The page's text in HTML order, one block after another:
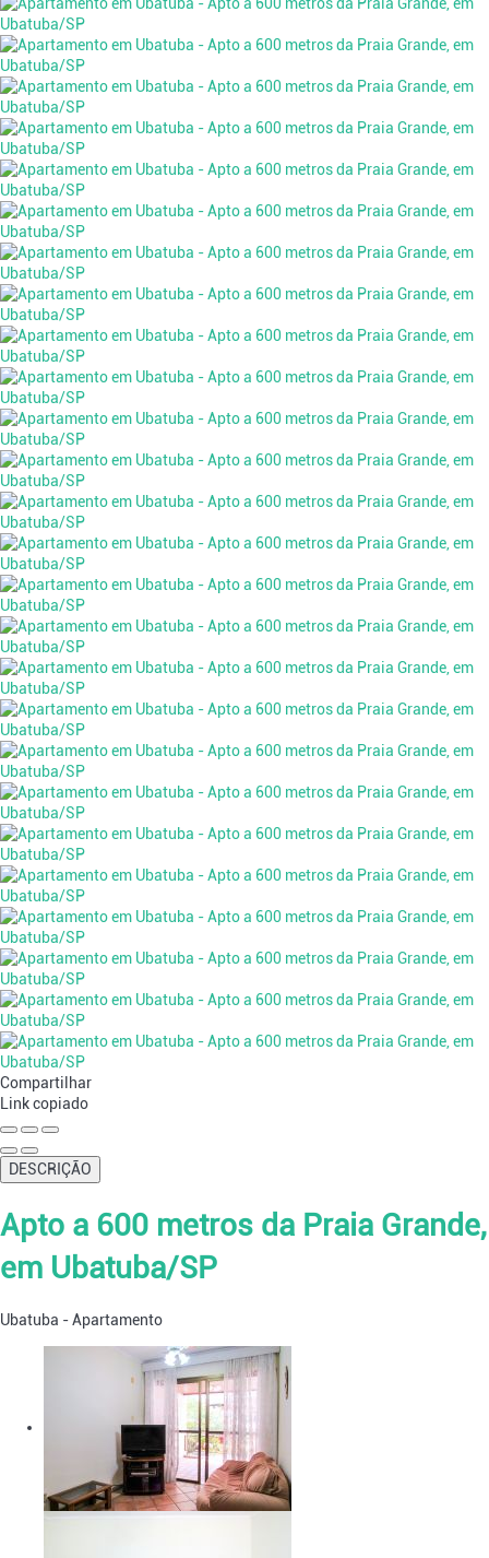
Compartilhar
Link copiado
DESCRIÇÃO
Apto a 600 metros da Praia Grande,
em Ubatuba/SP
Ubatuba -Apartamento